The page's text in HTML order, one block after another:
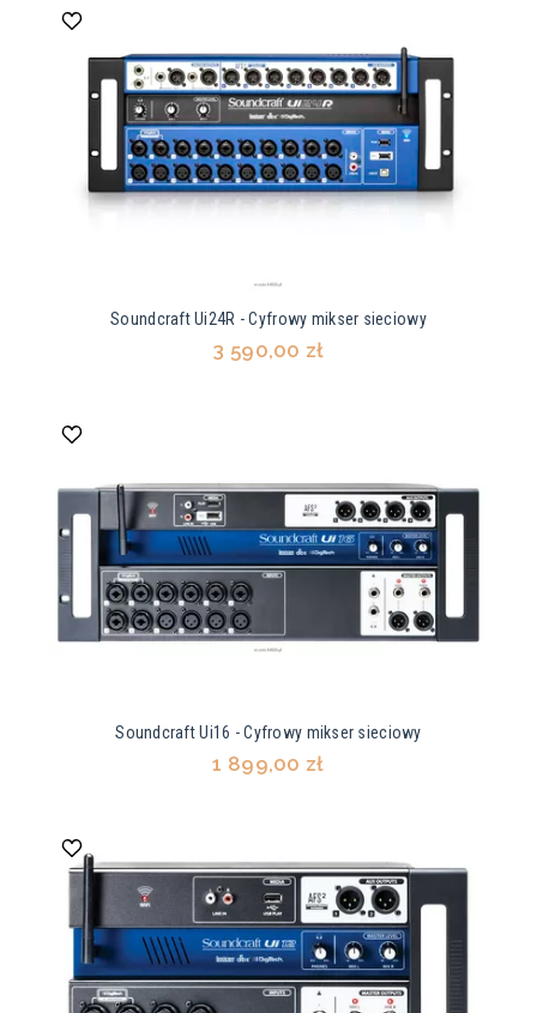
Soundcraft Ui24R - Cyfrowy mikser sieciowy
3 590,00 zł
Soundcraft Ui16 - Cyfrowy mikser sieciowy
1 899,00 zł